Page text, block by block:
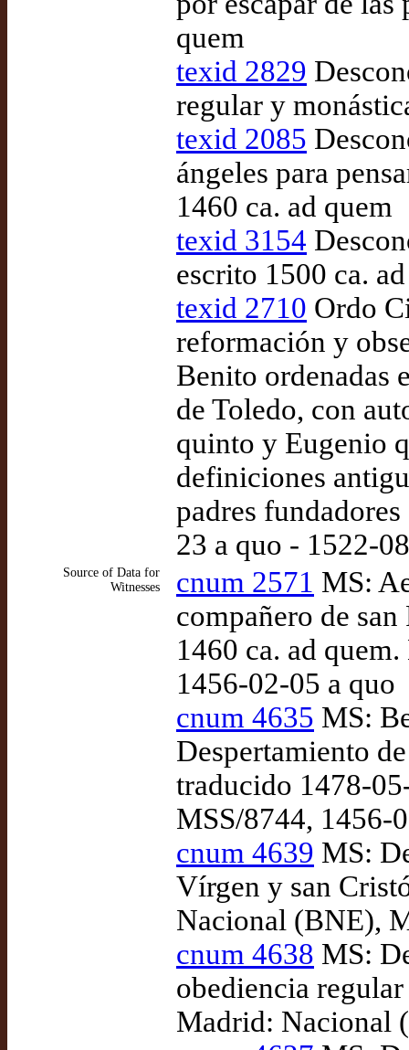
quem
texid 2829
regular y
texid 2085
ángeles para
1460 ca. ad quem
texid 3154
escrito 1500 ca.
texid 2710 Ordo
reformación y
Benito ordenadas
de Toledo, con
quinto y Eugenio
definiciones
padres
23 a quo - 1522-
Source of Data for
Witnesses
cnum 2571 MS:
compañero de
1460 ca. ad
1456-02-05 a quo
cnum 4635 MS:
Despertamiento
traducido 1478-
MSS/8744, 1456-
cnum 4639 MS:
Vírgen y san
Nacional (BNE),
cnum 4638 MS:
obediencia
Madrid: Nacional